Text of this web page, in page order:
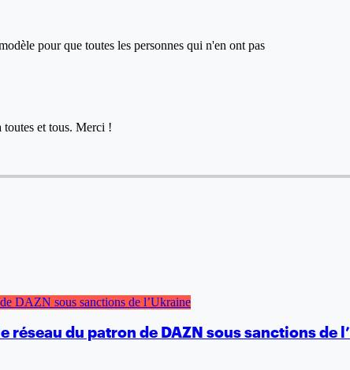
pour que toutes les personnes qui n'en ont pas
toutes et tous. Merci !
réseau du patron de DAZN sous sanctions de